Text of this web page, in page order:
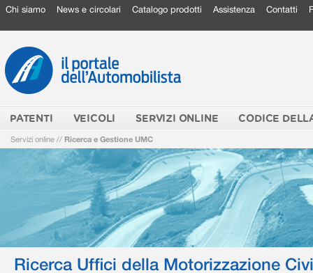
Chi siamo News e circolari Catalogo prodotti Assistenza Contatti
PATENTI VEICOLI SERVIZI ONLINE CODICE
Servizi online // Ricerca e Gestione UMC
Ricerca Uffici della Motorizzazione